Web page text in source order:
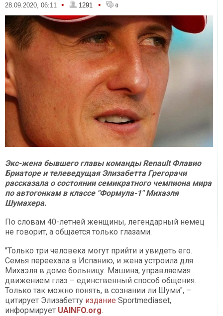
28.09.2020, 06:11 • 1291 • 0
Экс-жена бывшего главы команды Renault Флавио
Бриаторе и телеведущая Элизабетта Грегорачи
рассказала о состоянии семикратного чемпиона мира
по автогонкам в классе "Формула-1" Михаэля
Шумахера.
По словам 40-летней женщины, легендарный немец
не говорит, а общается только глазами.
"Только три человека могут прийти и увидеть его.
Семья переехала в Испанию, и жена устроила для
Михаэля в доме больницу. Машина, управляемая
движением глаз – единственный способ общения.
Только так можно понять, в сознании ли Шуми", –
цитирует Элизабетту издание Sportmediaset,
информирует UAINFO.org.